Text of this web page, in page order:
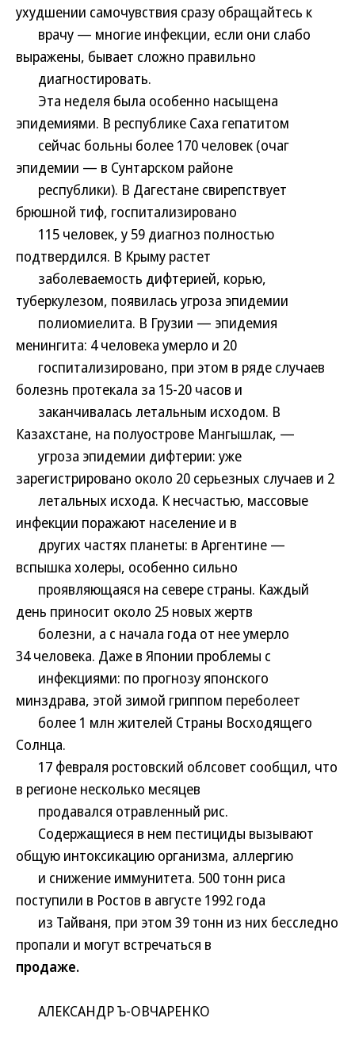
ухудшении самочувствия сразу обращайтесь к
врачу — многие инфекции, если они слабо
выражены, бывает сложно правильно
диагностировать.
Эта неделя была особенно насыщена
эпидемиями. В республике Саха гепатитом
сейчас больны более 170 человек (очаг
эпидемии — в Сунтарском районе
республики). В Дагестане свирепствует
брюшной тиф, госпитализировано
115 человек, у 59 диагноз полностью
подтвердился. В Крыму растет
заболеваемость дифтерией, корью,
туберкулезом, появилась угроза эпидемии
полиомиелита. В Грузии — эпидемия
менингита: 4 человека умерло и 20
госпитализировано, при этом в ряде случаев
болезнь протекала за 15-20 часов и
заканчивалась летальным исходом. В
Казахстане, на полуострове Мангышлак, —
угроза эпидемии дифтерии: уже
зарегистрировано около 20 серьезных случаев и 2
летальных исхода. К несчастью, массовые
инфекции поражают население и в
других частях планеты: в Аргентине —
вспышка холеры, особенно сильно
проявляющаяся на севере страны. Каждый
день приносит около 25 новых жертв
болезни, а с начала года от нее умерло
34 человека. Даже в Японии проблемы с
инфекциями: по прогнозу японского
минздрава, этой зимой гриппом переболеет
более 1 млн жителей Страны Восходящего
Солнца.
17 февраля ростовский облсовет сообщил, что
в регионе несколько месяцев
продавался отравленный рис.
Содержащиеся в нем пестициды вызывают
общую интоксикацию организма, аллергию
и снижение иммунитета. 500 тонн риса
поступили в Ростов в августе 1992 года
из Тайваня, при этом 39 тонн из них бесследно
пропали и могут встречаться в
продаже.
АЛЕКСАНДР Ъ-ОВЧАРЕНКО